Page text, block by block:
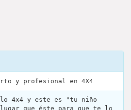
y profesional en 4X4
4x4 y este es "tu niño
que éste para que te lo